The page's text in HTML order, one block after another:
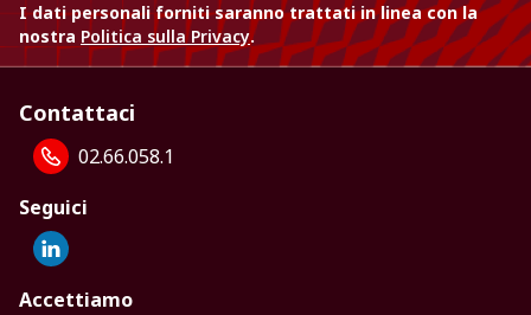
I dati personali forniti saranno trattati in linea con la
nostra Politica sulla Privacy.
Contattaci
02.66.058.1
Seguici
Accettiamo